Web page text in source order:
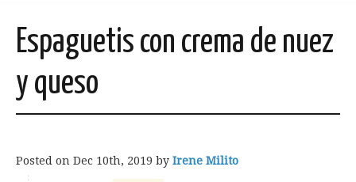
Espaguetis con crema de nuez
y queso
Posted on Dec 10th, 2019 by Irene Milito